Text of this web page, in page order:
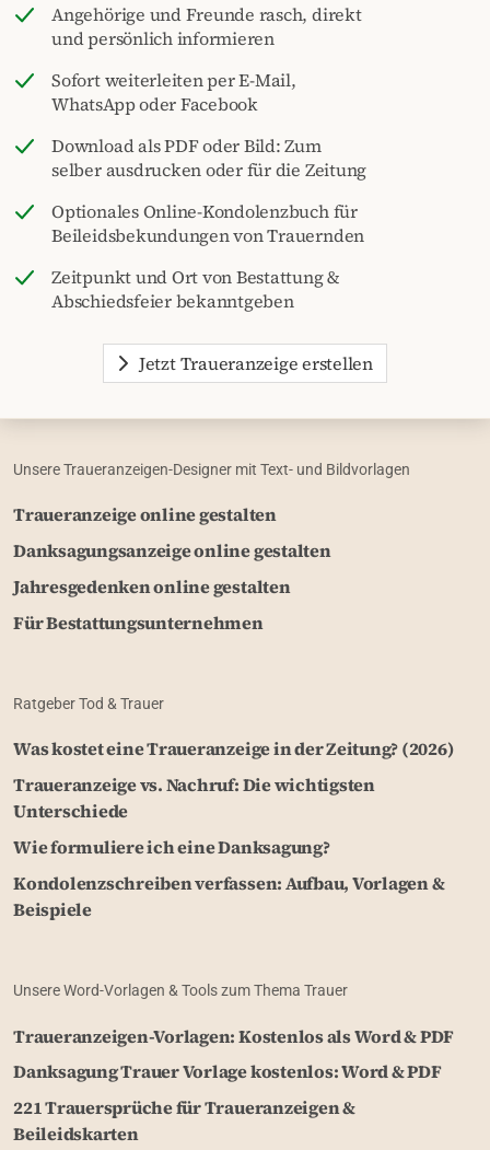
Angehörige und Freunde rasch, direkt
und persönlich informieren
Sofort weiterleiten per E-Mail,
WhatsApp oder Facebook
Download als PDF oder Bild: Zum
selber ausdrucken oder für die Zeitung
Optionales Online-Kondolenzbuch für
Beileidsbekundungen von Trauernden
Zeitpunkt und Ort von Bestattung &
Abschiedsfeier bekanntgeben
Jetzt Traueranzeige erstellen
Unsere Traueranzeigen-Designer mit Text- und Bildvorlagen
Traueranzeige online gestalten
Danksagungsanzeige online gestalten
Jahresgedenken online gestalten
Für Bestattungsunternehmen
Ratgeber Tod & Trauer
Was kostet eine Traueranzeige in der Zeitung? (2026)
Traueranzeige vs. Nachruf: Die wichtigsten
Unterschiede
Wie formuliere ich eine Danksagung?
Kondolenzschreiben verfassen: Aufbau, Vorlagen &
Beispiele
Unsere Word-Vorlagen & Tools zum Thema Trauer
Traueranzeigen-Vorlagen: Kostenlos als Word & PDF
Danksagung Trauer Vorlage kostenlos: Word & PDF
221 Trauersprüche für Traueranzeigen &
Beileidskarten